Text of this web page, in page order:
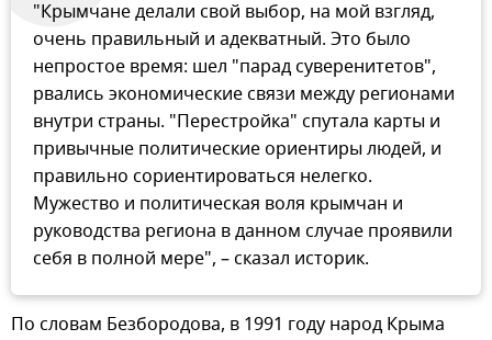
"Крымчане делали свой выбор, на мой взгляд,
очень правильный и адекватный. Это было
непростое время: шел "парад суверенитетов",
рвались экономические связи между регионами
внутри страны. "Перестройка" спутала карты и
привычные политические ориентиры людей, и
правильно сориентироваться нелегко.
Мужество и политическая воля крымчан и
руководства региона в данном случае проявили
себя в полной мере", – сказал историк.
По словам Безбородова, в 1991 году народ Крыма